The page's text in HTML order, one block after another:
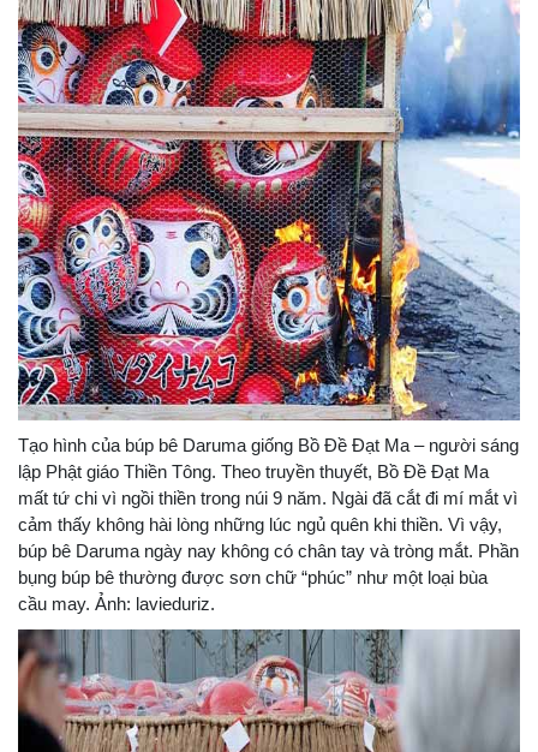
Tạo hình của búp bê Daruma giống Bồ Đề Đạt Ma – người sáng
lập Phật giáo Thiền Tông. Theo truyền thuyết, Bồ Đề Đạt Ma
mất tứ chi vì ngồi thiền trong núi 9 năm. Ngài đã cắt đi mí mắt vì
cảm thấy không hài lòng những lúc ngủ quên khi thiền. Vì vậy,
búp bê Daruma ngày nay không có chân tay và tròng mắt. Phần
bụng búp bê thường được sơn chữ “phúc” như một loại bùa
cầu may. Ảnh: lavieduriz.